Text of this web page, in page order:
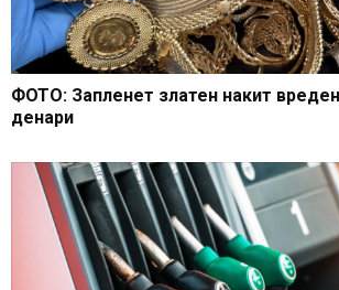
ФОТО: Запленет златен накит
денари